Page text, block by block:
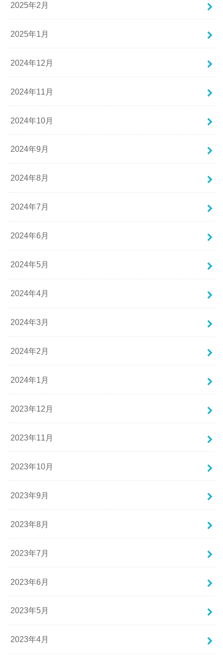
2025年2月
2025年1月
2024年12月
2024年11月
2024年10月
2024年9月
2024年8月
2024年7月
2024年6月
2024年5月
2024年4月
2024年3月
2024年2月
2024年1月
2023年12月
2023年11月
2023年10月
2023年9月
2023年8月
2023年7月
2023年6月
2023年5月
2023年4月